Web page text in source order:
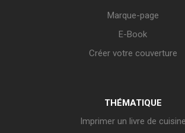
Marque-page
E-Book
Créer votre couverture
THÉMATIQUE
Imprimer un livre de cuisine